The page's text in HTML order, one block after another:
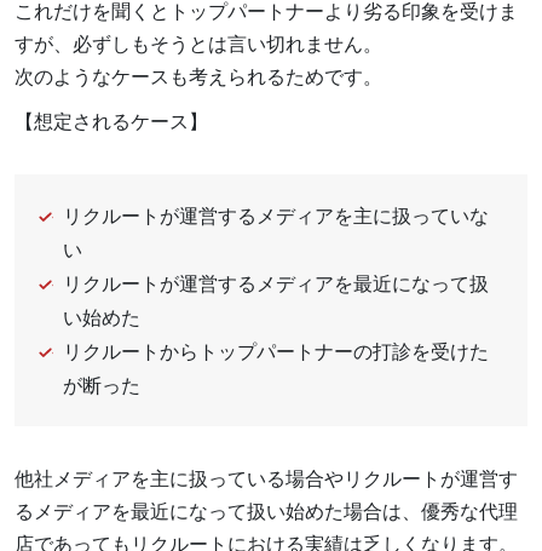
これだけを聞くとトップパートナーより劣る印象を受けま
すが、必ずしもそうとは言い切れません。
次のようなケースも考えられるためです。
【想定されるケース】
リクルートが運営するメディアを主に扱っていな
い
リクルートが運営するメディアを最近になって扱
い始めた
リクルートからトップパートナーの打診を受けた
が断った
他社メディアを主に扱っている場合やリクルートが運営す
るメディアを最近になって扱い始めた場合は、優秀な代理
店であってもリクルートにおける実績は乏しくなります。